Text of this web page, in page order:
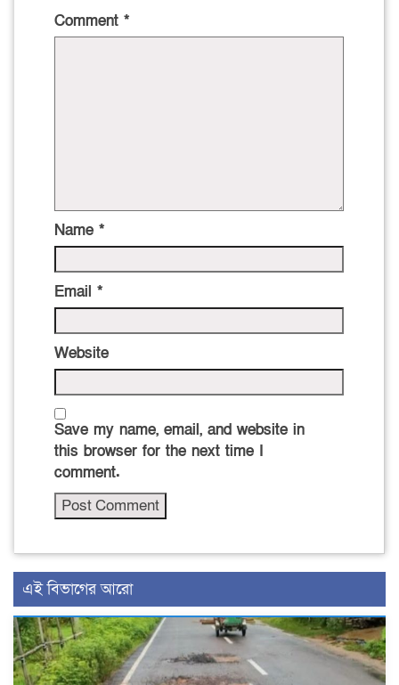
Comment *
Name *
Email *
Website
Save my name, email, and website in
this browser for the next time I
comment.
এই বিভাগের আরো